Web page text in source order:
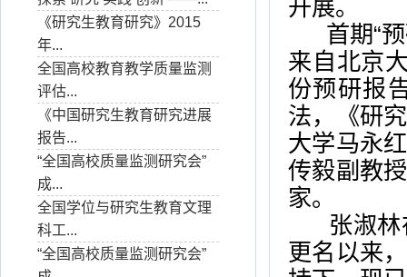
《研究生教育研究》2015
年...
全国高校教育教学质量监测
评估...
《中国研究生教育研究进展
报告...
“全国高校质量监测研究会”
成...
全国学位与研究生教育文理
科工...
“全国高校质量监测研究会”
开展。
首期“预
来自北京
份预研报
法，《研
大学马永
传毅副教
家。
张淑林
更名以来